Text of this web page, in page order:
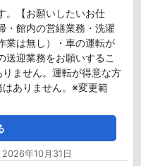
。【お願いしたいお仕
・館内の営繕業務・洗濯
業は無し）・車の運転が
送迎業務をお願いするこ
ません。運転が得意な方
ありません。※変更範
年10月31日